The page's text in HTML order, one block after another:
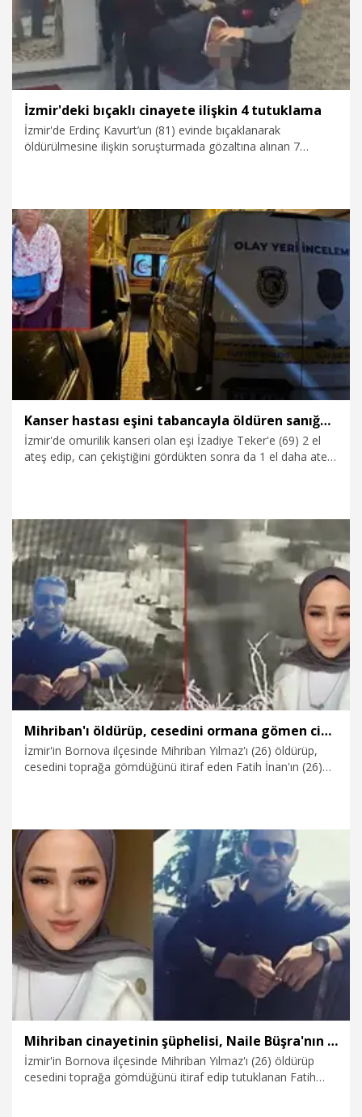
İzmir'deki bıçaklı cinayete ilişkin 4 tutuklama
İzmir'de Erdinç Kavurt’un (81) evinde bıçaklanarak
öldürülmesine ilişkin soruşturmada gözaltına alınan 7
babasına ait çelik kasada altın ve para bulunduğunu
söylediği, ardından şüphelilerin hırsızlık amacıyla eve girdiği
ihtimali üzerinde durulduğu öğrenildi.
2.02.2026 Foto Galeri
Kanser hastası eşini tabancayla öldüren sanığa ağırlaştırılmış müebbet hapis istemi
İzmir'de omurilik kanseri olan eşi İzadiye Teker'e (69) 2 el
ateş edip, can çekiştiğini gördükten sonra da 1 el daha ateş
29.01.2026 Gündem
Mihriban'ı öldürüp, cesedini ormana gömen cinayet şüphelisinin görüntüleri ortaya çıktı
İzmir'in Bornova ilçesinde Mihriban Yılmaz'ı (26) öldürüp,
cesedini toprağa gömdüğünü itiraf eden Fatih İnan'ın (26)
22.01.2026 Foto Galeri
Mihriban cinayetinin şüphelisi, Naile Büşra'nın ölümünden de tutuklandı
İzmir'in Bornova ilçesinde Mihriban Yılmaz'ı (26) öldürüp
cesedini toprağa gömdüğünü itiraf edip tutuklanan Fatih